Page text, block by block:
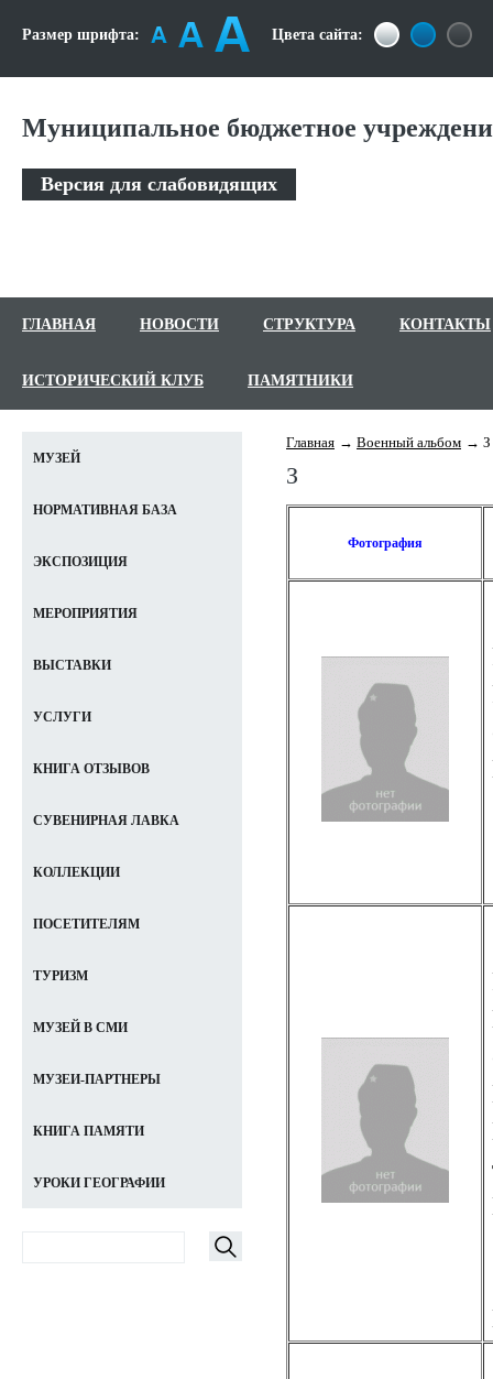
Размер шрифта: Цвета сайта:
Муниципальное бюджетное
Версия для слабовидящих
ГЛАВНАЯ НОВОСТИ СТРУКТУРА КОНТАКТЫ
ИСТОРИЧЕСКИЙ КЛУБ ПАМЯТНИКИ
Главная Военный альбом З
З
Фотография
МУЗЕЙ
НОРМАТИВНАЯ БАЗА
ЭКСПОЗИЦИЯ
МЕРОПРИЯТИЯ
ВЫСТАВКИ
УСЛУГИ
КНИГА ОТЗЫВОВ
СУВЕНИРНАЯ ЛАВКА
КОЛЛЕКЦИИ
ПОСЕТИТЕЛЯМ
ТУРИЗМ
МУЗЕЙ В СМИ
МУЗЕИ-ПАРТНЕРЫ
КНИГА ПАМЯТИ
УРОКИ ГЕОГРАФИИ